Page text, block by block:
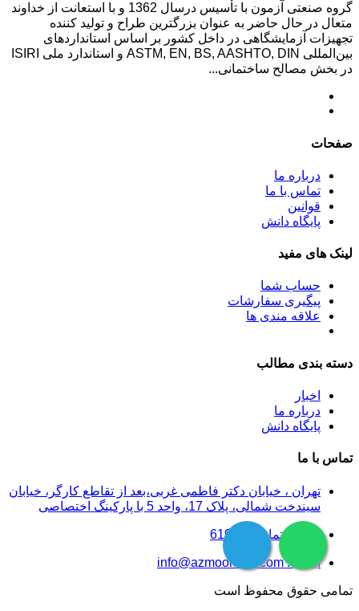
گروه صنعتی آزمون با تأسیس درسال 1362 و با استعانت از خداوند
متعال در حال حاضر به عنوان بزرگترین طراح و تولید کننده
تجهیزات آزمایشگاهی در داخل کشور بر اساس استاندارد‌های
بین‌المللی ASTM, EN, BS, AASHTO, DIN و استاندارد ملی ISIRI
در بخش مصالح ساختمانی...
صفحات
درباره ما
تماس با ما
قوانین
پایگاه دانش
لینک های مفید
حساب شما
پیگیری سفارشات
علاقه مندی ها
دسته بندی مطالب
اخبار
درباره ما
پایگاه دانش
تماس با ما
تهران ، خیابان دکتر فاطمی غربی،بعد از تقاطع کارگر، خیابان
سیندخت شمالی، پلاک 17، واحد 5 با پارکینگ اختصاصی
شماره تماس :61907
ایمیل : info@azmoontest.com
تمامی حقوق محفوظ است